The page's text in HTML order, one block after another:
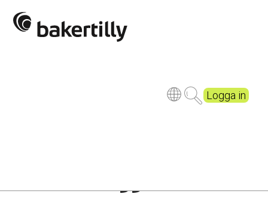
Logga in
Beskuren 2_DSC6561